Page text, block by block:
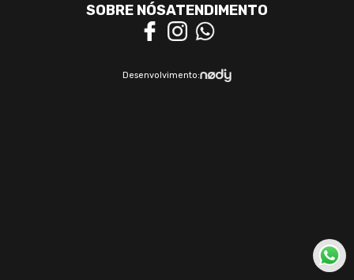
SOBRE NÓSATENDIMENTO
Desenvolvimento: